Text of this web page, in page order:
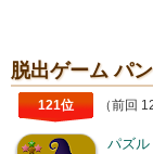
脱出ゲーム パ
121位 （前回
パズル